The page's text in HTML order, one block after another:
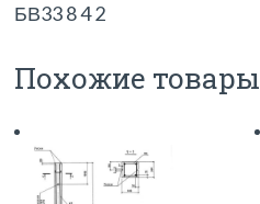
БВ33 8 4 2
Похожие товары